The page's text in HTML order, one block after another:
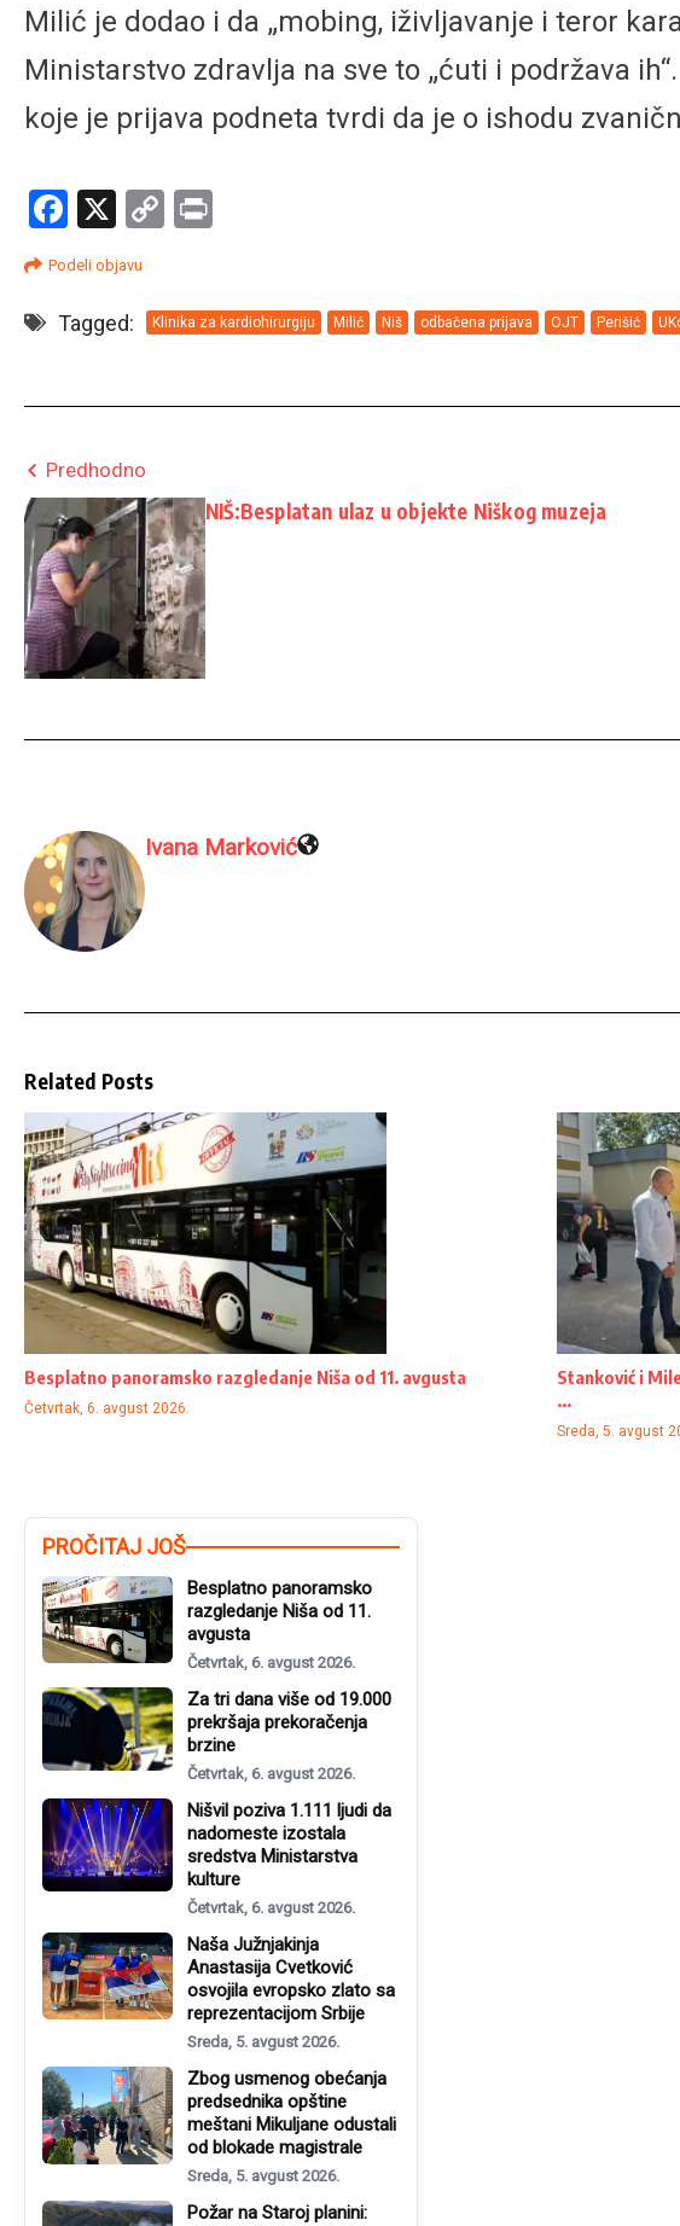
Milić je dodao i da „mobing, iživljavanje i teror
Ministarstvo zdravlja na sve to „ćuti i podržava
koje je prijava podneta tvrdi da je o ishodu
Facebook
X
Copy
Podeli objavu
Tagged: Klinika za kardiohirurgiju Milić Niš odbačena prijava OJT Perišić
Predhodno
NIŠ:Besplatan ulaz u objekte Niškog muzeja
Ivana Marković
Related Posts
Besplatno panoramsko razgledanje Niša od 11. avgusta
Četvrtak, 6. avgust 2026.
Stanković i
...
Sreda, 5. avgust
PROČITAJ JOŠ
Besplatno panoramsko
razgledanje Niša od 11.
avgusta
Četvrtak, 6. avgust 2026.
Za tri dana više od 19.000
prekršaja prekoračenja
brzine
Četvrtak, 6. avgust 2026.
Nišvil poziva 1.111 ljudi da
nadomeste izostala
sredstva Ministarstva
kulture
Četvrtak, 6. avgust 2026.
Naša Južnjakinja
Anastasija Cvetković
osvojila evropsko zlato sa
reprezentacijom Srbije
Sreda, 5. avgust 2026.
Zbog usmenog obećanja
predsednika opštine
meštani Mikuljane odustali
od blokade magistrale
Sreda, 5. avgust 2026.
Požar na Staroj planini: